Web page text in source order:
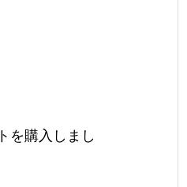
を購入しまし